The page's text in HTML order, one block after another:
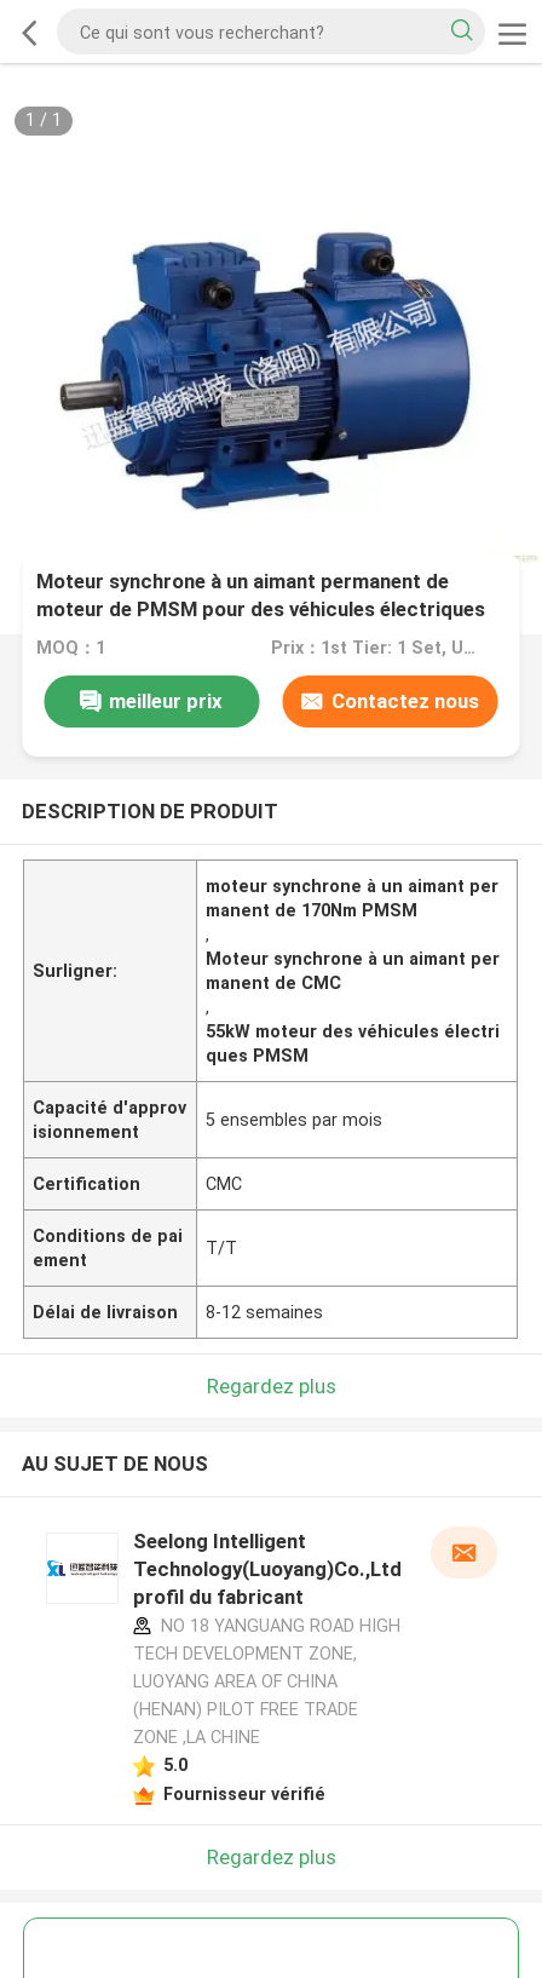
1 / 1
Moteur synchrone à un aimant permanent de
moteur de PMSM pour des véhicules électriques
MOQ：1 Prix：1st Tier: 1 Set, Unit Price USD 3.00 2nd Tier: 2-5 Sets, Unit Price USD 2.00 3rd Tier: Over 5 Sets, Unit Price USD 1.00
meilleur prix Contactez nous
DESCRIPTION DE PRODUIT
Surligner:
moteur synchrone à un aimant per
manent de 170Nm PMSM
,
Moteur synchrone à un aimant per
manent de CMC
,
55kW moteur des véhicules électri
ques PMSM
Capacité d'approv
isionnement
5 ensembles par mois
Certification CMC
Conditions de pai
ement
T/T
Délai de livraison 8-12 semaines
Regardez plus
AU SUJET DE NOUS
Seelong Intelligent
Technology(Luoyang)Co.,Ltd
profil du fabricant
NO 18 YANGUANG ROAD HIGH
TECH DEVELOPMENT ZONE,
LUOYANG AREA OF CHINA
(HENAN) PILOT FREE TRADE
ZONE ,LA CHINE
5.0
Fournisseur vérifié
Regardez plus